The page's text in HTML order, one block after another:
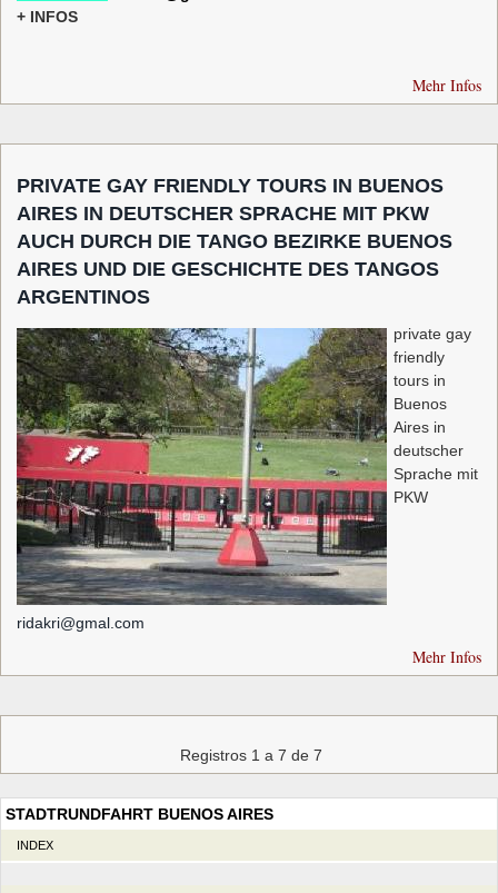
+ INFOS
Mehr Infos
PRIVATE GAY FRIENDLY TOURS IN BUENOS
AIRES IN DEUTSCHER SPRACHE MIT PKW
AUCH DURCH DIE TANGO BEZIRKE BUENOS
AIRES UND DIE GESCHICHTE DES TANGOS
ARGENTINOS
private gay
friendly
tours in
Buenos
Aires in
deutscher
Sprache mit
PKW
ridakri@gmal.com
Mehr Infos
Registros 1 a 7 de 7
STADTRUNDFAHRT BUENOS AIRES
INDEX